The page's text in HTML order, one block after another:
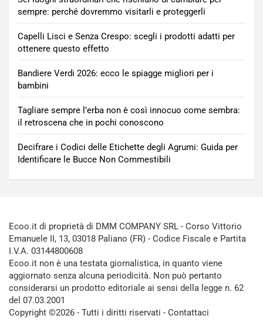
sempre: perché dovremmo visitarli e proteggerli
Capelli Lisci e Senza Crespo: scegli i prodotti adatti per
ottenere questo effetto
Bandiere Verdi 2026: ecco le spiagge migliori per i
bambini
Tagliare sempre l’erba non è così innocuo come sembra:
il retroscena che in pochi conoscono
Decifrare i Codici delle Etichette degli Agrumi: Guida per
Identificare le Bucce Non Commestibili
Ecoo.it di proprietà di DMM COMPANY SRL - Corso Vittorio
Emanuele II, 13, 03018 Paliano (FR) - Codice Fiscale e Partita
I.V.A. 03144800608
Ecoo.it non è una testata giornalistica, in quanto viene
aggiornato senza alcuna periodicità. Non può pertanto
considerarsi un prodotto editoriale ai sensi della legge n. 62
del 07.03.2001
Copyright ©2026 - Tutti i diritti riservati - Contattaci